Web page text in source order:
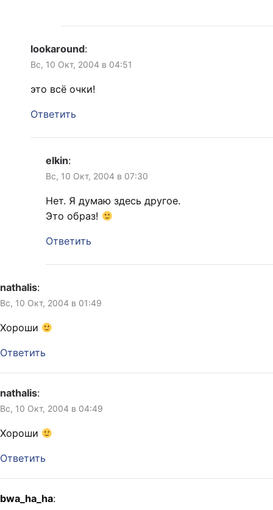
lookaround:
Вс, 10 Окт, 2004 в 04:51
это всё очки!
Ответить
elkin:
Вс, 10 Окт, 2004 в 07:30
Нет. Я думаю здесь другое.
Это образ!
Ответить
nathalis:
Вс, 10 Окт, 2004 в 01:49
Хороши
Ответить
nathalis:
Вс, 10 Окт, 2004 в 04:49
Хороши
Ответить
bwa_ha_ha: